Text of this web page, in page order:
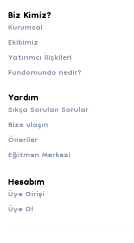
Biz Kimiz?
Kurumsal
Ekibimiz
Yatırımcı İlişkileri
Fundomundo nedir?
Yardım
Sıkça Sorulan Sorular
Bize ulaşın
Öneriler
Eğitmen Merkezi
Hesabım
Üye Girişi
Üye Ol